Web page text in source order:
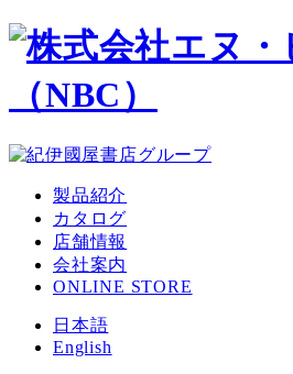
メ
イ
テ
製品紹介
カタログ
店舗情報
会社案内
ONLINE STORE
日本語
English